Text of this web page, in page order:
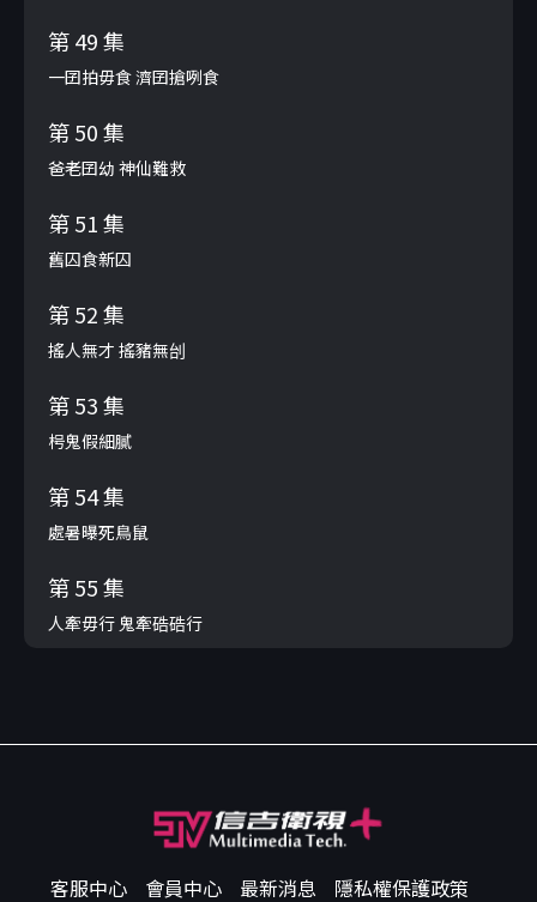
第 49 集
一囝拍毋食 濟囝搶咧食
第 50 集
爸老囝幼 神仙難救
第 51 集
舊囚食新囚
第 52 集
搖人無才 搖豬無刣
第 53 集
枵鬼假細膩
第 54 集
處暑曝死鳥鼠
第 55 集
人牽毋行 鬼牽硞硞行
客服中心 會員中心 最新消息 隱私權保護政策